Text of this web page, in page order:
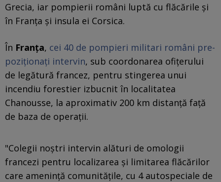
Grecia, iar pompierii români luptă cu flăcările și
în Franța și insula ei Corsica.
În Franța, cei 40 de pompieri militari români pre-
poziţionaţi intervin, sub coordonarea ofiţerului
de legătură francez, pentru stingerea unui
incendiu forestier izbucnit în localitatea
Chanousse, la aproximativ 200 km distanţă faţă
de baza de operaţii.
"Colegii noştri intervin alături de omologii
francezi pentru localizarea şi limitarea flăcărilor
care ameninţă comunităţile, cu 4 autospeciale de